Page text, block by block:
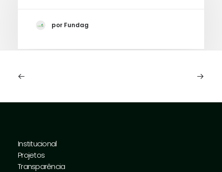
por Fundag
Institucional
Projetos
Transparência